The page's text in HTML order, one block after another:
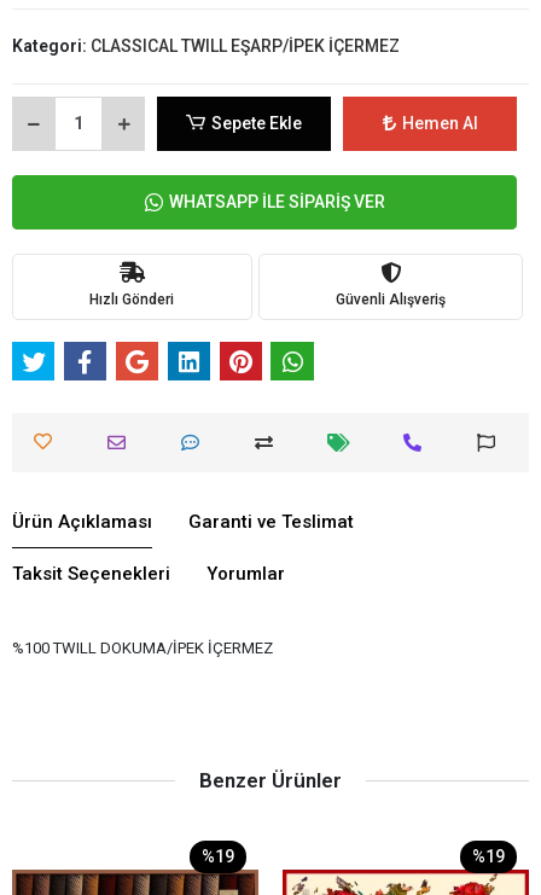
Kategori: CLASSICAL TWILL EŞARP/İPEK İÇERMEZ
Sepete Ekle Hemen Al
WHATSAPP İLE SİPARİŞ VER
Hızlı Gönderi Güvenli Alışveriş
Ürün Açıklaması Garanti ve Teslimat
Taksit Seçenekleri Yorumlar
%100 TWILL DOKUMA/İPEK İÇERMEZ
Benzer Ürünler
%19 %19